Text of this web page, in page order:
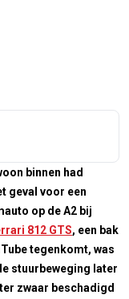
binnen had
geval voor een
op de A2 bij
812 GTS, een bak
tegenkomt, was
stuurbeweging later
zwaar beschadigd